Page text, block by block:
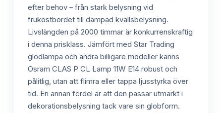
efter behov – från stark belysning vid
frukostbordet till dämpad kvällsbelysning.
Livslängden på 2000 timmar är konkurrenskraftig
i denna prisklass. Jämfört med Star Trading
glödlampa och andra billigare modeller känns
Osram CLAS P CL Lamp 11W E14 robust och
pålitlig, utan att flimra eller tappa ljusstyrka över
tid. En annan fördel är att den passar utmärkt i
dekorationsbelysning tack vare sin globform.